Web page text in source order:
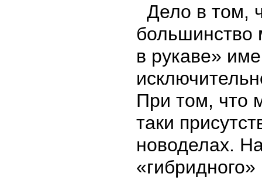
Дело в том,
большинство
в рукаве»
При том, что
таки
новоделах.
«гибридного»